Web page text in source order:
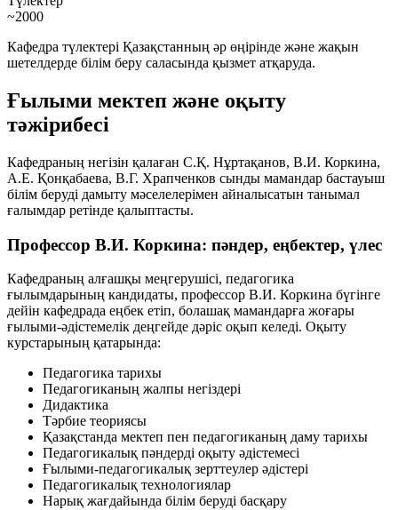
~2000
Кафедра түлектері Қазақстанның әр өңірінде және жақын
шетелдерде білім беру саласында қызмет атқаруда.
Ғылыми мектеп және оқыту
тәжірибесі
Кафедраның негізін қалаған С.Қ. Нұртақанов, В.И. Коркина,
А.Е. Қонқабаева, В.Г. Храпченков сынды мамандар бастауыш
білім беруді дамыту мәселелерімен айналысатын танымал
ғалымдар ретінде қалыптасты.
Профессор В.И. Коркина: пәндер, еңбектер, үлес
Кафедраның алғашқы меңгерушісі, педагогика
ғылымдарының кандидаты, профессор В.И. Коркина бүгінге
дейін кафедрада еңбек етіп, болашақ мамандарға жоғары
ғылыми-әдістемелік деңгейде дәріс оқып келеді. Оқыту
курстарының қатарында:
Педагогика тарихы
Педагогиканың жалпы негіздері
Дидактика
Тәрбие теориясы
Қазақстанда мектеп пен педагогиканың даму тарихы
Педагогикалық пәндерді оқыту әдістемесі
Ғылыми-педагогикалық зерттеулер әдістері
Педагогикалық технологиялар
Нарық жағдайында білім беруді басқару